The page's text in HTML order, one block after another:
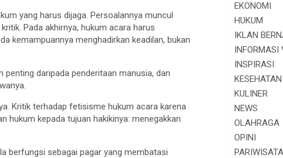
yang harus dijaga. Persoalannya muncul
Pada akhirnya, hukum acara harus
kemampuannya menghadirkan keadilan, bukan
daripada penderitaan manusia, dan
Kritik terhadap fetisisme hukum acara karena
hukum kepada tujuan hakikinya: menegakkan
berfungsi sebagai pagar yang membatasi
EKONOMI
HUKUM
IKLAN
INFORMASI
INSPIRASI
KESEHATAN
KULINER
NEWS
OLAHRAGA
OPINI
PARIWISATA